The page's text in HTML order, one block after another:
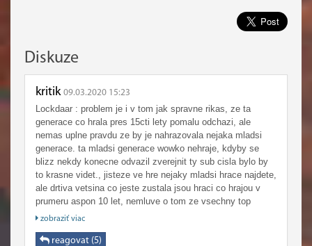
Diskuze
kritik 09.03.2020 15:23
Lockdaar : problem je i v tom jak spravne rikas, ze ta
generace co hrala pres 15cti lety pomalu odchazi, ale
nemas uplne pravdu ze by je nahrazovala nejaka mladsi
generace. ta mladsi generace wowko nehraje, kdyby se
blizz nekdy konecne odvazil zverejnit ty sub cisla bylo by
to krasne videt., jisteze ve hre nejaky mladsi hrace najdete,
ale drtiva vetsina co jeste zustala jsou hraci co hrajou v
prumeru aspon 10 let, nemluve o tom ze vsechny top
guildy maj jadra hracu co hrajou 10-15 let. chtel bych videt
to si fakt pockam ..teoreticky by to asi slo ale oni proste
zobraziť viac
reagovat (5)